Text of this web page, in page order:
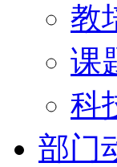
教
课
科
部门